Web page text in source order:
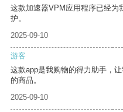
这款加速器VPM应用程序已经为
护。
2025-09-10
游客
这款app是我购物的得力助手，
的商品。
2025-09-10